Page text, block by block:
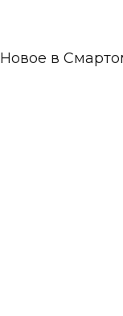
Новое в